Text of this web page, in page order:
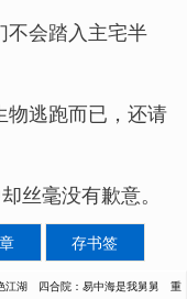
不会踏入主宅半
物逃跑而已，还请
丝毫没有歉意。
存书签
江湖 四合院：易中海是我舅舅
重